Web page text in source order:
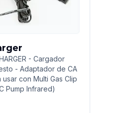
- Cargador
- Adaptador de CA
usar con Multi Gas Clip
Pump Infrared)